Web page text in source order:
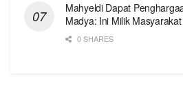
Mahyeldi Dapat
Madya: Ini Milik
0 SHARES